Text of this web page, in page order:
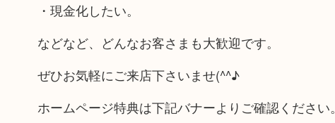
・現金化したい。
などなど、どんなお客さまも大歓迎です。
ぜひお気軽にご来店下さいませ(^^♪
ホームページ特典は下記バナーよりご確認ください。